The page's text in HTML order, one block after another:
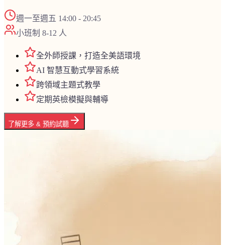
週一至週五 14:00 - 20:45
小班制 8-12 人
全外師授課，打造全美語環境
AI 智慧互動式學習系統
跨領域主題式教學
定期英檢模擬與輔導
了解更多 & 預約試聽